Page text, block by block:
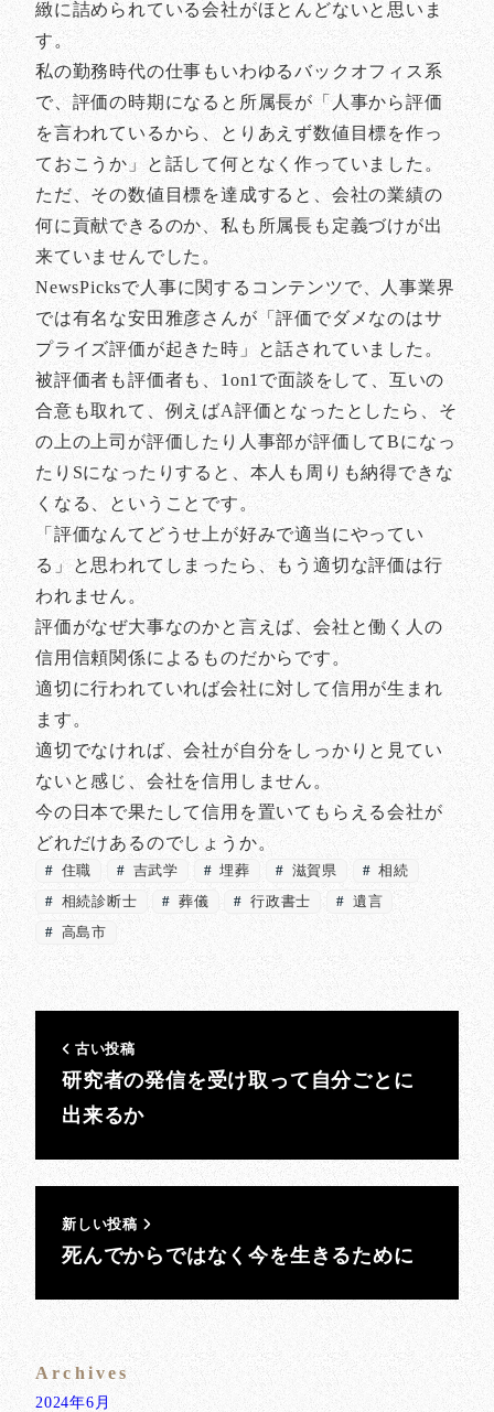
緻に詰められている会社がほとんどないと思いま
す。
私の勤務時代の仕事もいわゆるバックオフィス系
で、評価の時期になると所属長が「人事から評価
を言われているから、とりあえず数値目標を作っ
ておこうか」と話して何となく作っていました。
ただ、その数値目標を達成すると、会社の業績の
何に貢献できるのか、私も所属長も定義づけが出
来ていませんでした。
NewsPicksで人事に関するコンテンツで、人事業界
では有名な安田雅彦さんが「評価でダメなのはサ
プライズ評価が起きた時」と話されていました。
被評価者も評価者も、1on1で面談をして、互いの
合意も取れて、例えばA評価となったとしたら、そ
の上の上司が評価したり人事部が評価してBになっ
たりSになったりすると、本人も周りも納得できな
くなる、ということです。
「評価なんてどうせ上が好みで適当にやってい
る」と思われてしまったら、もう適切な評価は行
われません。
評価がなぜ大事なのかと言えば、会社と働く人の
信用信頼関係によるものだからです。
適切に行われていれば会社に対して信用が生まれ
ます。
適切でなければ、会社が自分をしっかりと見てい
ないと感じ、会社を信用しません。
今の日本で果たして信用を置いてもらえる会社が
どれだけあるのでしょうか。
住職 吉武学 埋葬 滋賀県
相続
相続診断士
葬儀 行政書士
遺言
高島市
古い投稿
研究者の発信を受け取って自分ごとに
出来るか
新しい投稿
死んでからではなく今を生きるために
Archives
2024年6月